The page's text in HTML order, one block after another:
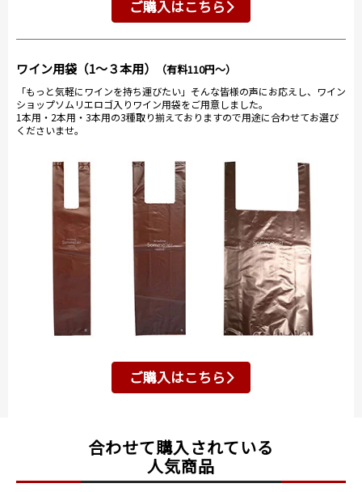
ご購入はこちら
ワイン用袋（1～３本用） （有料110円～）
「もっと気軽にワインを持ち運びたい」そんな皆様の声にお応えし、ワイン
ショップソムリエロゴ入りワイン用袋をご用意しました。
1本用・2本用・3本用の3種取り揃えておりますので用途に合わせてお選び
くださいませ。
ご購入はこちら
合わせて購入されている
人気商品